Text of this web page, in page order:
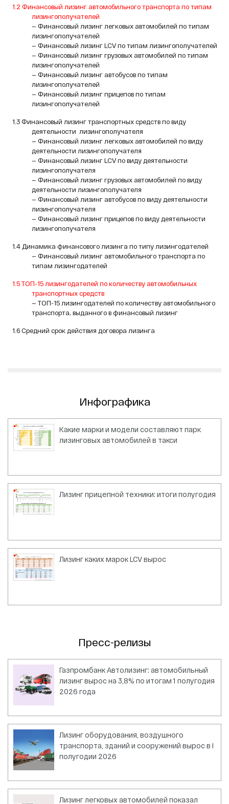
1.2 Финансовый лизинг автомобильного транспорта по типам
лизингополучателей
— Финансовый лизинг легковых автомобилей по типам
лизингополучателей
— Финансовый лизинг LCV по типам лизингополучателей
— Финансовый лизинг грузовых автомобилей по типам
лизингополучателей
— Финансовый лизинг автобусов по типам
лизингополучателей
— Финансовый лизинг прицепов по типам
лизингополучателей
1.3 Финансовый лизинг транспортных средств по виду
деятельности лизингополучателя
— Финансовый лизинг легковых автомобилей по виду
деятельности лизингополучателя
— Финансовый лизинг LCV по виду деятельности
лизингополучателя
— Финансовый лизинг грузовых автомобилей по виду
деятельности лизингополучателя
— Финансовый лизинг автобусов по виду деятельности
лизингополучателя
— Финансовый лизинг прицепов по виду деятельности
лизингополучателя
1.4 Динамика финансового лизинга по типу лизингодателей
— Финансовый лизинг автомобильного транспорта по
типам лизингодателей
1.5 ТОП-15 лизингодателей по количеству автомобильных
транспортных средств
— ТОП-15 лизингодателей по количеству автомобильного
транспорта, выданного в финансовый лизинг
1.6 Средний срок действия договора лизинга
Инфографика
Какие марки и модели составляют парк
лизинговых автомобилей в такси
Лизинг прицепной техники: итоги полугодия
Лизинг каких марок LCV вырос
Пресс-релизы
Газпромбанк Автолизинг: автомобильный
лизинг вырос на 3,8% по итогам 1 полугодия
2026 года
Лизинг оборудования, воздушного
транспорта, зданий и сооружений вырос в I
полугодии 2026
Лизинг легковых автомобилей показал